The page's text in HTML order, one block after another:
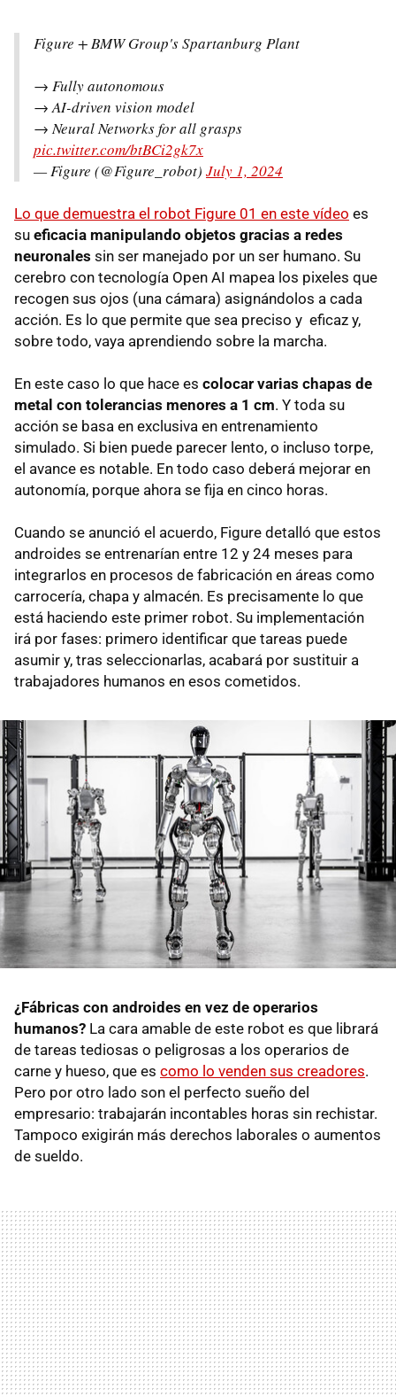
Figure + BMW Group's Spartanburg Plant
→ Fully autonomous
→ AI-driven vision model
→ Neural Networks for all grasps
pic.twitter.com/btBCi2gk7x
— Figure (@Figure_robot) July 1, 2024
Lo que demuestra el robot Figure 01 en este vídeo es
su eficacia manipulando objetos gracias a redes
neuronales sin ser manejado por un ser humano. Su
cerebro con tecnología Open AI mapea los pixeles que
recogen sus ojos (una cámara) asignándolos a cada
acción. Es lo que permite que sea preciso y eficaz y,
sobre todo, vaya aprendiendo sobre la marcha.
En este caso lo que hace es colocar varias chapas de
metal con tolerancias menores a 1 cm. Y toda su
acción se basa en exclusiva en entrenamiento
simulado. Si bien puede parecer lento, o incluso torpe,
el avance es notable. En todo caso deberá mejorar en
autonomía, porque ahora se fija en cinco horas.
Cuando se anunció el acuerdo, Figure detalló que estos
androides se entrenarían entre 12 y 24 meses para
integrarlos en procesos de fabricación en áreas como
carrocería, chapa y almacén. Es precisamente lo que
está haciendo este primer robot. Su implementación
irá por fases: primero identificar que tareas puede
asumir y, tras seleccionarlas, acabará por sustituir a
trabajadores humanos en esos cometidos.
¿Fábricas con androides en vez de operarios
humanos? La cara amable de este robot es que librará
de tareas tediosas o peligrosas a los operarios de
carne y hueso, que es como lo venden sus creadores.
Pero por otro lado son el perfecto sueño del
empresario: trabajarán incontables horas sin rechistar.
Tampoco exigirán más derechos laborales o aumentos
de sueldo.